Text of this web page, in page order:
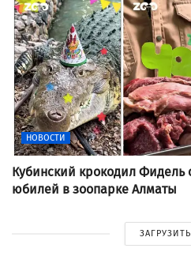
НОВОСТИ
Кубинский крокодил Фидель
юбилей в зоопарке Алматы